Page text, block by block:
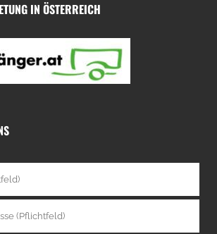
IN ÖSTERREICH